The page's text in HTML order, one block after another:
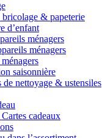
bricolage & papeterie
d’enfant
ménagers
ménagers
saisonnière
de nettoyage & ustensiles
cadeaux